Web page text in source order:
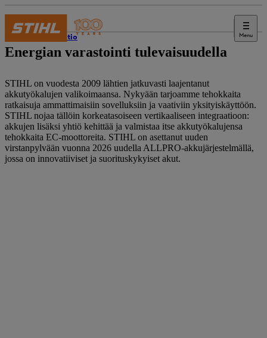
Menu
innovaatio
Energian varastointi tulevaisuudella
STIHL on vuodesta 2009 lähtien jatkuvasti laajentanut
akkutyökalujen valikoimaansa. Nykyään tarjoamme tehokkaita
ratkaisuja ammattimaisiin sovelluksiin ja vaativiin yksityiskäyttöön.
STIHL nojaa tällöin korkeatasoiseen vertikaaliseen integraatioon:
akkujen lisäksi yhtiö kehittää ja valmistaa itse akkutyökalujensa
tehokkaita EC-moottoreita. STIHL on asettanut uuden
virstanpylvään vuonna 2026 uudella ALLPRO-akkujärjestelmällä,
jossa on innovatiiviset ja suorituskykyiset akut.